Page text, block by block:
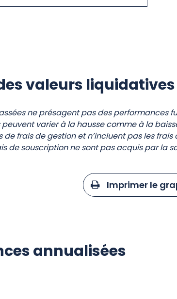
valeurs liquidatives
ne présagent pas des performances
varier à la hausse comme à la
de frais de gestion et n’incluent pas les
de souscription ne sont pas acquis par la
Imprimer le
annualisées